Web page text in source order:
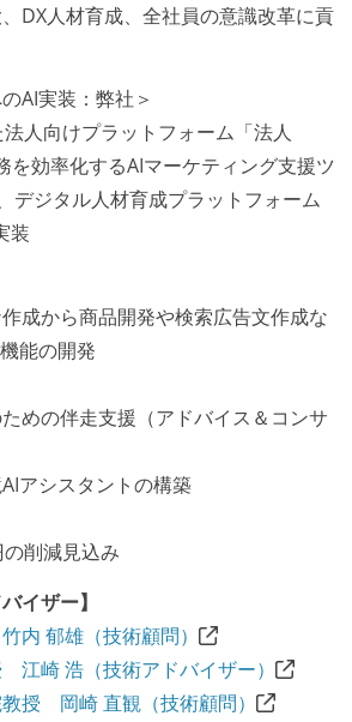
DX人材育成、全社員の意識改革に貢
AI実装：弊社＞
人向けプラットフォーム「法人
を効率化するAIマーケティング支援ツ
デジタル人材育成プラットフォーム
装
成から商品開発や検索広告文作成な
能の開発
ための伴走支援（アドバイス＆コンサ
アシスタントの構築
の削減見込み
イザー】
郁雄（技術顧問）
崎 浩（技術アドバイザー）
授 岡崎 直観（技術顧問）